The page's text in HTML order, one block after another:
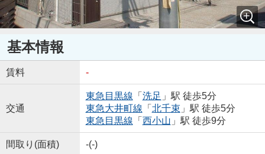
基本情報
賃料 -
交通
東急目黒線 「 洗足 」駅 徒歩5分
東急大井町線 「 北千束 」駅 徒歩5分
東急目黒線 「 西小山 」駅 徒歩9分
間取り(面積) -(-)